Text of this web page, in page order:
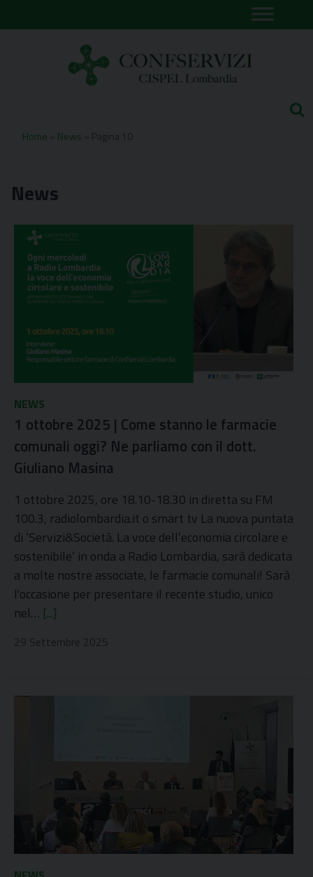
to
Home News Pagina 10
News
NEWS
1 ottobre 2025 | Come stanno le farmacie
comunali oggi? Ne parliamo con il dott.
Giuliano Masina
1 ottobre 2025, ore 18.10-18.30 in diretta su FM
100.3, radiolombardia.it o smart tv La nuova puntata
di ‘Servizi&Società. La voce dell’economia circolare e
sostenibile’ in onda a Radio Lombardia, sarà dedicata
a molte nostre associate, le farmacie comunali! Sarà
l'occasione per presentare il recente studio, unico
nel… [...]
29 Settembre 2025